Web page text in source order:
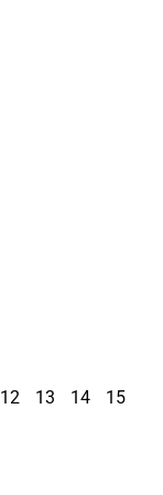
12 13 14 15